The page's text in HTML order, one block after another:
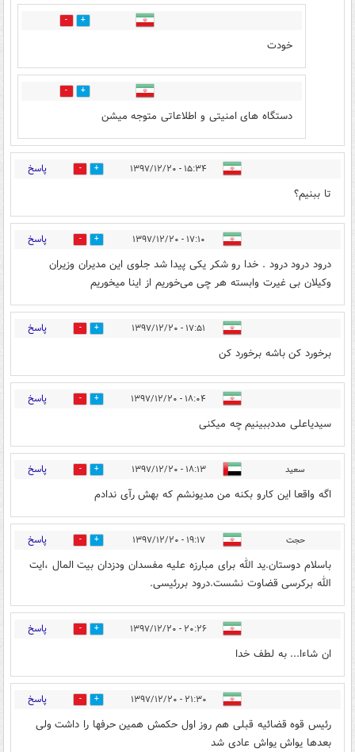
0
خودت
0
دستگاه های امنیتی و اطلاعاتی متوجه میشن
۱۵:۳۴ - ۱۳۹۷/۱۲/۲۰ 26 پاسخ
تا ببنیم؟
۱۷:۱۰ - ۱۳۹۷/۱۲/۲۰ 13 پاسخ
درود درود درود . خدا رو شکر یکی پیدا شد جلوی این مدیران وزیران
وکیلان بی غیرت وابسته هر چی می‌خوریم از اینا میخوریم
۱۷:۵۱ - ۱۳۹۷/۱۲/۲۰ 2 پاسخ
برخورد کن باشه برخورد کن
۱۸:۰۴ - ۱۳۹۷/۱۲/۲۰ 12 پاسخ
سیدیاعلی مددببینیم چه میکنی
سعید ۱۸:۱۳ - ۱۳۹۷/۱۲/۲۰ 8 پاسخ
اگه واقعا این کارو بکنه من مدیونشم که بهش رآی ندادم
حجت ۱۹:۱۷ - ۱۳۹۷/۱۲/۲۰ 11 پاسخ
باسلام دوستان.ید الله برای مبارزه علیه مفسدان ودزدان بیت المال ،ایت
الله برکرسی قضاوت نشست.درود بررئیسی.
۲۰:۲۶ - ۱۳۹۷/۱۲/۲۰ 7 پاسخ
ان شاءا... به لطف خدا
۲۱:۳۰ - ۱۳۹۷/۱۲/۲۰ 6 پاسخ
رئیس قوه قضائیه قبلی هم روز اول حکمش همین حرفها را داشت ولی
بعدها یواش یواش عادی شد